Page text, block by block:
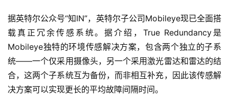
据英特尔公众号“知IN”，英特尔子公司Mobileye现已全面搭
载真正冗余传感系统。据介绍，True Redundancy是
Mobileye独特的环境传感解决方案，包含两个独立的子系
统——一个仅采用摄像头，另一个采用激光雷达和雷达的结
合，这两个子系统互为备份，而非相互补充，因此该传感解
决方案可以实现更长的平均故障间隔时间。